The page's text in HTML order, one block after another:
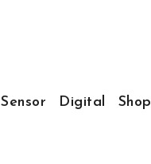
Sensor Digital
Shop